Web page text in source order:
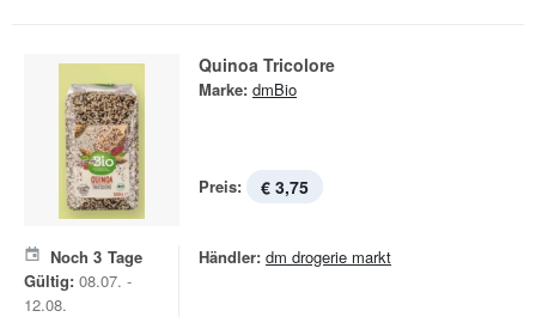
Quinoa Tricolore
Marke: dmBio
Preis: € 3,75
Noch 3 Tage
Gültig: 08.07. -
12.08.
Händler: dm drogerie markt